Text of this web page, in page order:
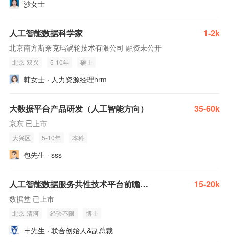
沙女士
人工智能数据科学家 1-2k
北京南方斯奈克玛涡轮技术有限公司 融资未公开
北京-双兴 5-10年 硕士
韩女士 · 人力资源经理hrm
大数据平台产品研发（人工智能方向） 35-60k
京东 已上市
大兴区 5-10年 本科
包先生 · sss
人工智能数据服务共性技术平台前瞻技术研究 15-20k
数据堂 已上市
北京-清河 经验不限 博士
丰先生 · 联合创始人&副总裁